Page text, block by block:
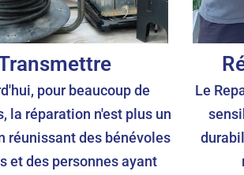
pour beaucoup de
la réparation n'est plus un
réunissant des bénévoles
et des personnes ayant
Le